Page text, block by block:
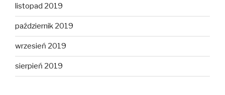
listopad 2019
październik 2019
wrzesień 2019
sierpień 2019